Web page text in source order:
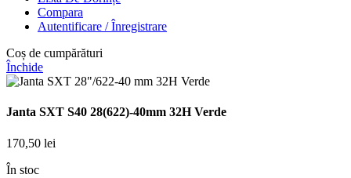
Compara
Autentificare / Înregistrare
Coș de cumpărături
Închide
Janta SXT S40 28(622)-40mm 32H Verde
170,50 lei
În stoc